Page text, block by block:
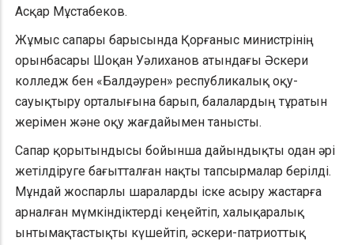
Асқар Мұстабеков.
Жұмыс сапары барысында Қорғаныс министрінің
орынбасары Шоқан Уәлиханов атындағы Әскери
колледж бен «Балдәурен» республикалық оқу-
сауықтыру орталығына барып, балалардың тұратын
жерімен және оқу жағдайымен танысты.
Сапар қорытындысы бойынша дайындықты одан әрі
жетілдіруге бағытталған нақты тапсырмалар берілді.
Мұндай жоспарлы шараларды іске асыру жастарға
арналған мүмкіндіктерді кеңейтіп, халықаралық
ынтымақтастықты күшейтіп, әскери-патриоттық